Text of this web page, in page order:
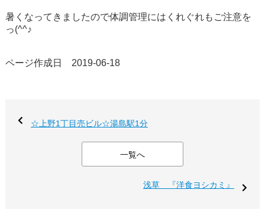
暑くなってきましたので体調管理にはくれぐれもご注意を
っ(^^♪
ページ作成日 2019-06-18
☆上野1丁目売ビル☆湯島駅1分
一覧へ
浅草 『洋食ヨシカミ』